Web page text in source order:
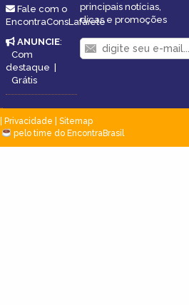
Fale com o
EncontraConsLafaiete
ANUNCIE:
Com
destaque |
Grátis
principais notícias,
dicas e promoções
Privacidade
Sitemap
pelo time do EncontraBrasil